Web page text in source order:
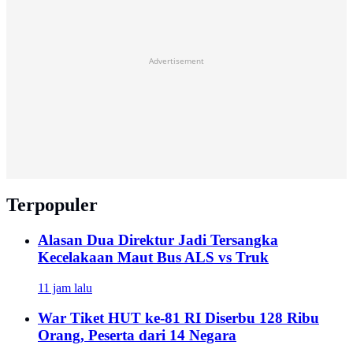
Advertisement
Terpopuler
Alasan Dua Direktur Jadi Tersangka
Kecelakaan Maut Bus ALS vs Truk
11 jam lalu
War Tiket HUT ke-81 RI Diserbu 128 Ribu
Orang, Peserta dari 14 Negara